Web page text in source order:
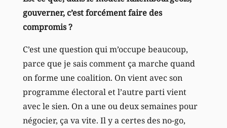
gouverner, c’est forcément faire des
compromis ?
C’est une question qui m’occupe beaucoup,
parce que je sais comment ça marche quand
on forme une coalition. On vient avec son
programme électoral et l’autre parti vient
avec le sien. On a une ou deux semaines pour
négocier, ça va vite. Il y a certes des no-go,